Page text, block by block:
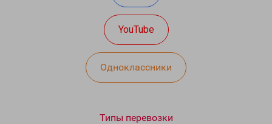
YouTube
Одноклассники
Типы перевозки